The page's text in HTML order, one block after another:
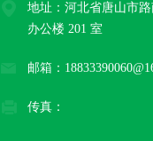
地址：河北省唐山市
办公楼 201 室
邮箱：
传真：